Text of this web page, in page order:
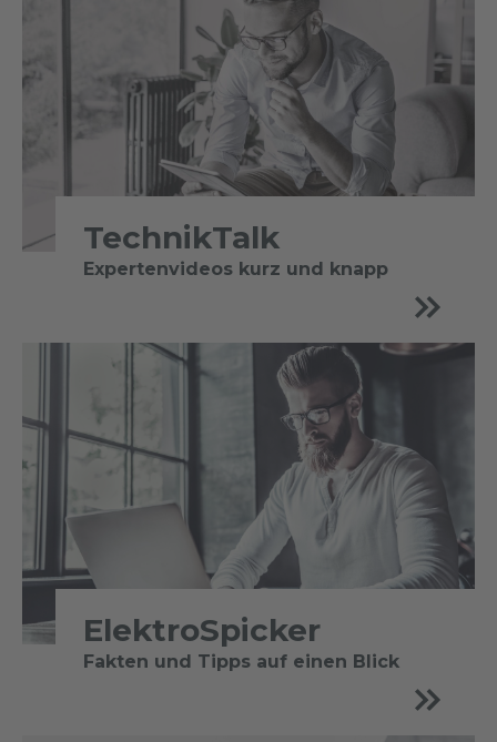
TechnikTalk
Expertenvideos kurz und knapp
ElektroSpicker
Fakten und Tipps auf einen Blick